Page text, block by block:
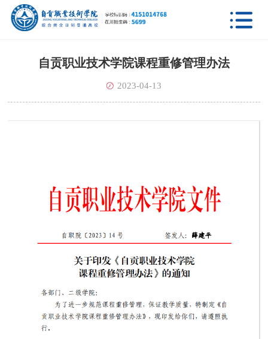

自贡职业技术学院课程重修管理办法
2023-04-13